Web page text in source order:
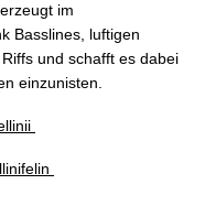
im
Basslines, luftigen
und schafft es dabei
einzunisten.